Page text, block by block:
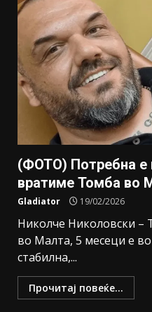
(ФОТО) Потребна
вратиме Томба во
Gladiator 19/02/2026
Николче Николовски –
во Малта, 5 месеци е
стабилна,...
Прочитај повеќе...